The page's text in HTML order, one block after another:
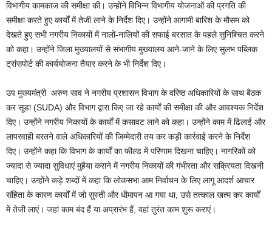
विभागीय कामकाज की समीक्षा की। उन्होंने विभिन्न विभागीय योजनाओं की प्रगति की
समीक्षा करते हुए कार्यों में तेजी लाने के निर्देश दिए। उन्होंने आगामी बारिश के मौसम को
देखते हुए सभी नगरीय निकायों में नालों-नालियों की सफाई बरसात के पहले सुनिश्चित करने
को कहा। उन्होंने जिला मुख्यालयों से संभागीय मुख्यालय आने-जाने के लिए सुलभ पब्लिक
ट्रांसपोर्ट की कार्ययोजना तैयार करने के भी निर्देश दिए।
उप मुख्यमंत्री अरुण साव ने नगरीय प्रशासन विभाग के वरिष्ठ अधिकारियों के साथ बैठक
कर सूडा (SUDA) और विभाग द्वारा किए जा रहे कार्यों की समीक्षा की और आवश्यक निर्देश
दिए। उन्होंने नगरीय निकायों के कार्यों में कसावट लाने को कहा। उन्होंने काम में ढिलाई और
लापरवाही बरतने वाले अधिकारियों की जिम्मेदारी तय कर कड़ी कार्रवाई करने के निर्देश
दिए। उन्होंने कहा कि विभाग के कार्यों का फील्ड में परिणाम दिखना चाहिए। नागरिकों को
ज्यादा से ज्यादा सुविधाएं मुहैया कराने में नगरीय निकायों की गंभीरता और सक्रियता दिखनी
चाहिए। उन्होंने कड़े शब्दों में कहा कि लोकसभा आम निर्वाचन के लिए लागू आदर्श आचार
संहिता के कारण कार्यों में जो सुस्ती और धीमापन आ गया था, उसे तत्काल खत्म कर कार्यों
में तेजी लाएं। जहां काम बंद हैं या अप्रारंभ हैं, वहां तुरंत काम शुरू कराएं।